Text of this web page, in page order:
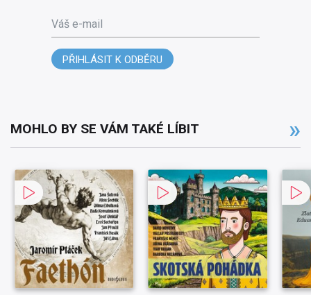
Váš e-mail
PŘIHLÁSIT K ODBĚRU
MOHLO BY SE VÁM TAKÉ LÍBIT